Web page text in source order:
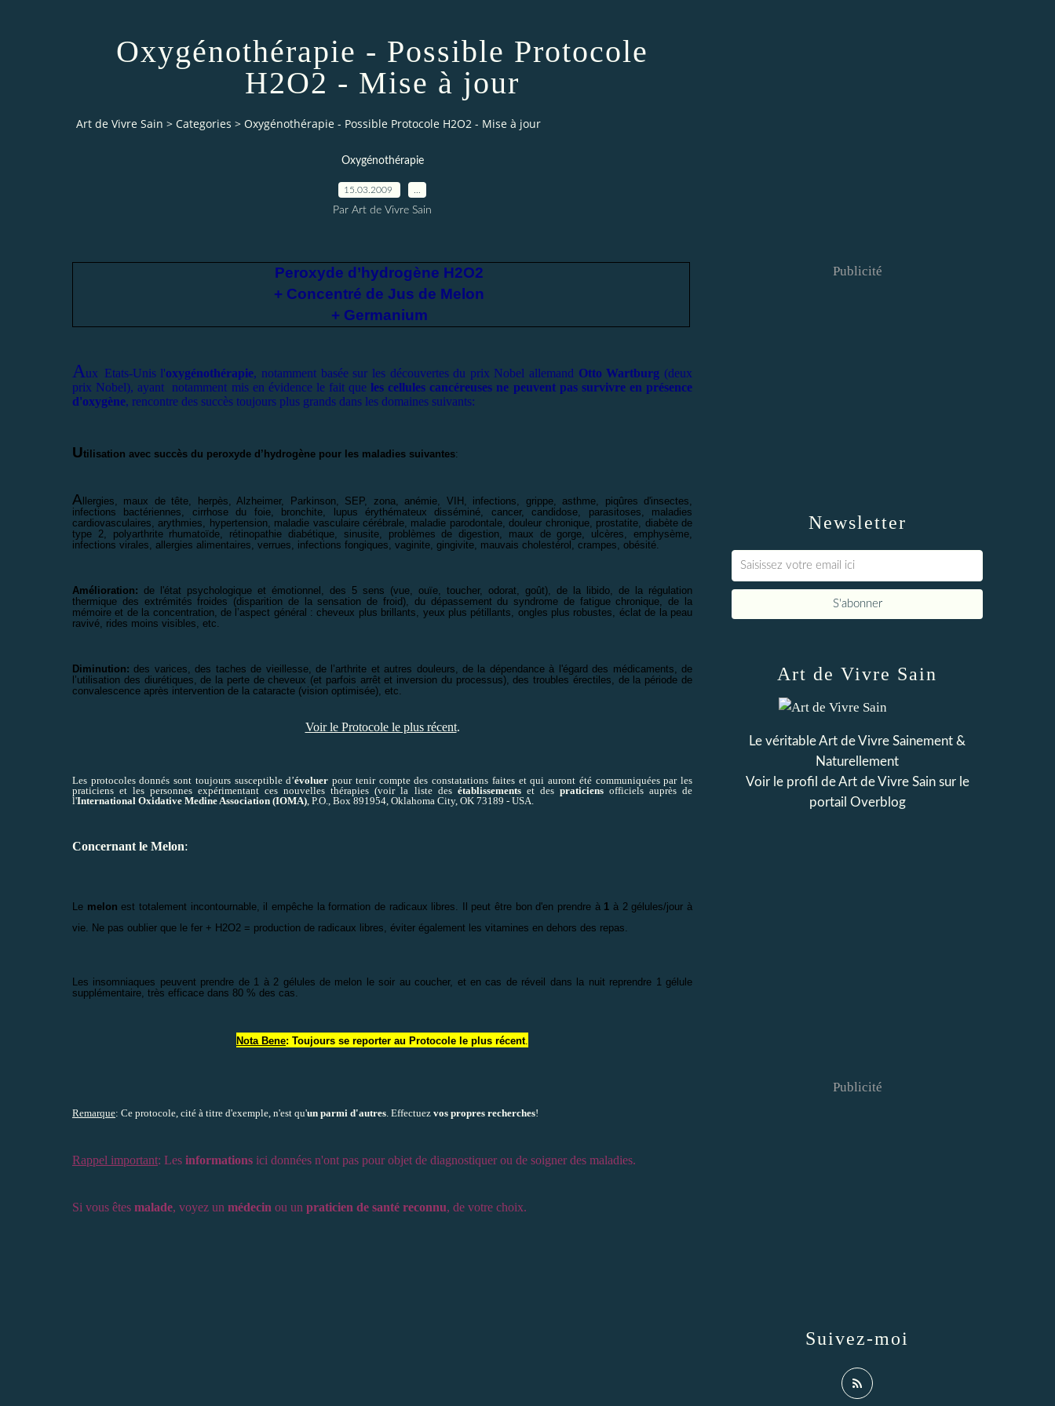
Oxygénothérapie - Possible Protocole
H2O2 - Mise à jour
Art de Vivre Sain > Categories > Oxygénothérapie - Possible Protocole H2O2 - Mise à jour
Oxygénothérapie
15.03.2009
Par Art de Vivre Sain
Peroxyde d’hydrogène H2O2
+ Concentré de Jus de Melon
+ Germanium
Aux Etats-Unis l'oxygénothérapie, notamment basée sur les découvertes du prix Nobel allemand Otto Wartburg (deux
prix Nobel), ayant notamment mis en évidence le fait queles cellules cancéreuses ne peuvent pas survivre en présence
d'oxygène, rencontre des succès toujours plus grands dans les domaines suivants:
Utilisation avec succès du peroxyde d’hydrogène pour les maladies suivantes:
A llergies, maux de tête, herpès, Alzheimer, Parkinson, SEP, zona, anémie, VIH, infections, grippe, asthme, piqûres d'insectes,
infections bactériennes, cirrhose du foie, bronchite, lupus érythémateux disséminé, cancer, candidose, parasitoses, maladies
cardiovasculaires, arythmies, hypertension, maladie vasculaire cérébrale, maladie parodontale, douleur chronique, prostatite, diabète de
type 2, polyarthrite rhumatoïde, rétinopathie diabétique, sinusite, problèmes de digestion, maux de gorge, ulcères, emphysème,
infections virales, allergies alimentaires, verrues, infections fongiques, vaginite, gingivite, mauvais cholestérol, crampes, obésité.
Amélioration: de l'état psychologique et émotionnel, des 5 sens (vue, ouïe, toucher, odorat, goût), de la libido, de la régulation
thermique des extrémités froides (disparition de la sensation de froid), du dépassement du syndrome de fatigue chronique, de la
mémoire et de la concentration, de l’aspect général : cheveux plus brillants, yeux plus pétillants, ongles plus robustes, éclat de la peau
ravivé, rides moins visibles, etc.
Diminution: des varices, des taches de vieillesse, de l’arthrite et autres douleurs, de la dépendance à l'égard des médicaments, de
l’utilisation des diurétiques, de la perte de cheveux (et parfois arrêt et inversion du processus), des troubles érectiles, de la période de
convalescence après intervention de la cataracte (vision optimisée), etc.
Voir le Protocole le plus récent.
Les protocoles donnés sont toujours susceptible d’évoluer pour tenir compte des constatations faites et qui auront été communiquées par les
praticiens et les personnes expérimentant ces nouvelles thérapies (voir la liste des établissementset des praticiensofficiels auprès de
l'International Oxidative Medine Association (IOMA), P.O., Box 891954, Oklahoma City, OK 73189 - USA.
Concernant le Melon:
Le melon est totalement incontournable, il empêche la formation de radicaux libres. Il peut être bon d'en prendre à 1 à 2 gélules/jour à
vie. Ne pas oublier que le fer + H2O2 = production de radicaux libres, éviter également les vitamines en dehors des repas.
Les insomniaques peuvent prendre de 1 à 2 gélules de melon le soir au coucher, et en cas de réveil dans la nuit reprendre 1 gélule
supplémentaire, très efficace dans 80 % des cas.
Nota Bene: Toujours se reporter au Protocole le plus récent.
Remarque: Ce protocole, cité à titre d'exemple, n'est qu'un parmi d'autres. Effectuez vos propres recherches!
Rappel important: Les informations ici données n'ont pas pour objet de diagnostiquer ou de soigner des maladies.
Si vous êtes malade, voyez un médecin ou un praticien de santé reconnu, de votre choix.
Newsletter
Publicité
Art de Vivre Sain
Le véritable Art de Vivre Sainement &
Naturellement
Voir le profil deArt de Vivre Sainsur le
portail Overblog
Suivez-moi
Publicité